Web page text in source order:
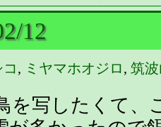
12
, ミヤマホオジロ, 筑
を写したくて、